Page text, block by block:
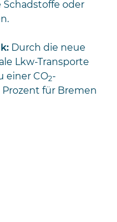
Schadstoffe oder
Durch die neue
Lkw-Transporte
einer CO2-
für Bremen